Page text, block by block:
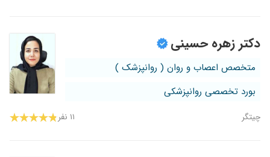
دکتر زهره حسینی
متخصص اعصاب و روان ( روانپزشک )
بورد تخصصی روانپزشکی
چیتگر ۱۱ نفر